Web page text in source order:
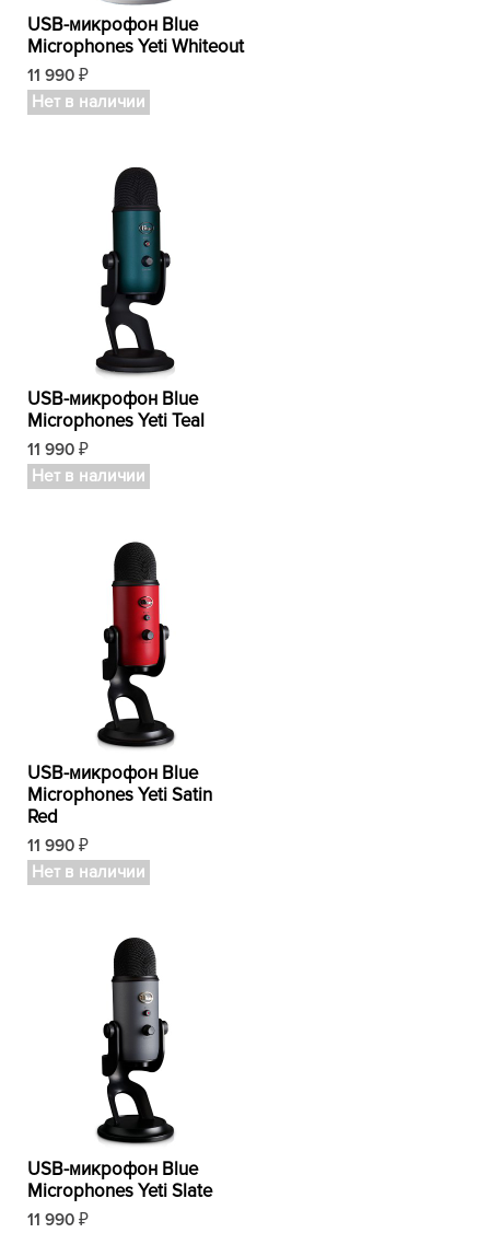
USB-микрофон Blue
Microphones Yeti Whiteout
11 990 ₽
Нет в наличии
USB-микрофон Blue
Microphones Yeti Teal
11 990 ₽
Нет в наличии
USB-микрофон Blue
Microphones Yeti Satin
Red
11 990 ₽
Нет в наличии
USB-микрофон Blue
Microphones Yeti Slate
11 990 ₽